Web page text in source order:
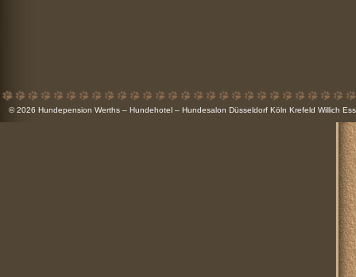
© 2026 Hundepension Werths – Hundehotel – Hundesalon Düsseldorf Köln Krefeld Willich